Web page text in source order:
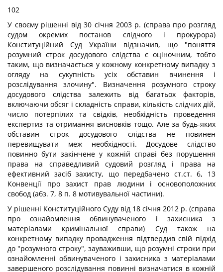
102
У своєму рішенні від 30 січня 2003 р. (справа про розгляд
судом окремих постанов слідчого і прокурора)
Конституційний Суд України відзначив, що "поняття
розумний строк досудового слідства є оціночним, тобто
таким, що визначається у кожному конкретному випадку з
огляду на сукупність усіх обставин вчинення і
розслідування злочину". Визначення розумного строку
досудового слідства залежить від багатьох факторів,
включаючи обсяг і складність справи, кількість слідчих дій,
число потерпілих та свідків, необхідність проведення
експертиз та отримання висновків тощо. Але за будь-яких
обставин строк досудового слідства не повинен
перевищувати меж необхідності. Досудове слідство
повинно бути закінчене у кожній справі без порушення
права на справедливий судовий розгляд і права на
ефективний засіб захисту, що передбачено ст.ст. 6, 13
Конвенції про захист прав людини і основоположних
свобод (абз. 7, 8 п. 8 мотивувальної частини).
У рішенні Конституційного Суду від 18 січня 2012 р. (справа
про ознайомлення обвинуваченого і захисника з
матеріалами кримінальної справи) Суд також на
конкретному випадку провадження підтвердив свій підхід
до "розумного строку", зауваживши, що розумні строки при
ознайомленні обвинуваченого і захисника з матеріалами
завершеного розслідування повинні визначатися в кожній